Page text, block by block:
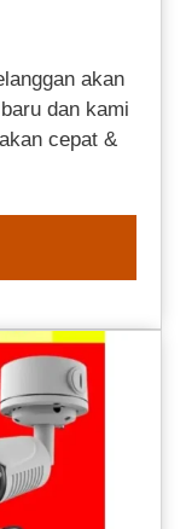
akan
dan kami
cepat &